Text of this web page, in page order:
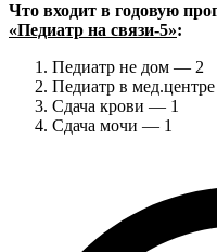
Что входит в годовую
«Педиатр на связи-5»:
Педиатр не дом — 2
Педиатр в
Сдача крови — 1
Сдача мочи — 1